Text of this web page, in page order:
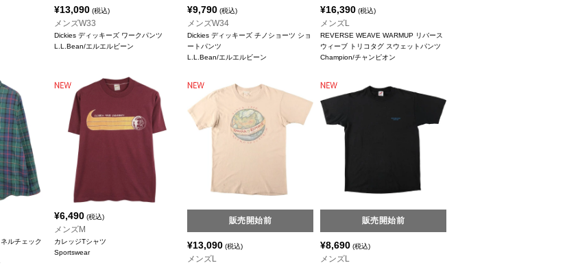
¥13,090 (税込)
メンズW33
Dickies ディッキーズ ワークパンツ
L.L.Bean/エルエルビーン
¥9,790 (税込)
メンズW34
Dickies ディッキーズ チノショーツ ショ
ートパンツ
L.L.Bean/エルエルビーン
¥16,390 (税込)
メンズL
REVERSE WEAVE WARMUP リバース
ウィーブ トリコタグ スウェットパンツ
Champion/チャンピオン
ルチェック
¥6,490 (税込)
メンズM
カレッジTシャツ
Sportswear
販売開始前
¥13,090 (税込)
メンズL
販売開始前
¥8,690 (税込)
メンズL